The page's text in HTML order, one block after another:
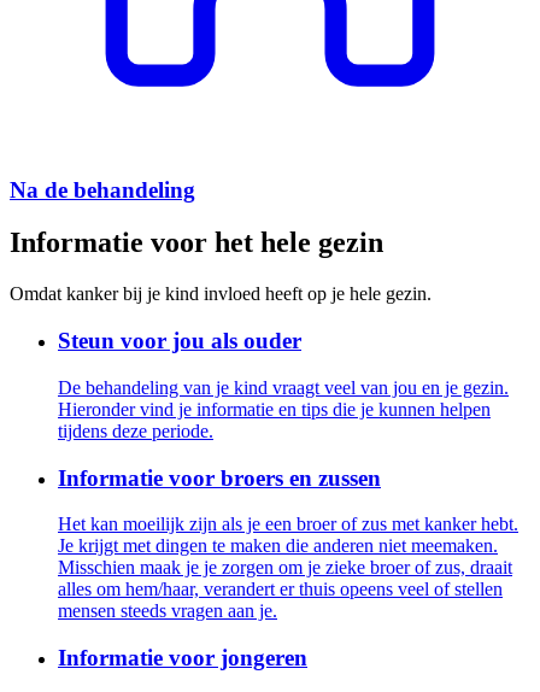
Na de behandeling
Informatie voor het hele gezin
Omdat kanker bij je kind invloed heeft op je hele gezin.
Steun voor jou als ouder
De behandeling van je kind vraagt veel van jou en je gezin.
Hieronder vind je informatie en tips die je kunnen helpen
tijdens deze periode.
Informatie voor broers en zussen
Het kan moeilijk zijn als je een broer of zus met kanker hebt.
Je krijgt met dingen te maken die anderen niet meemaken.
Misschien maak je je zorgen om je zieke broer of zus, draait
alles om hem/haar, verandert er thuis opeens veel of stellen
mensen steeds vragen aan je.
Informatie voor jongeren